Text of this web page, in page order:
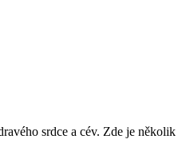
srdce a cév. Zde je několik